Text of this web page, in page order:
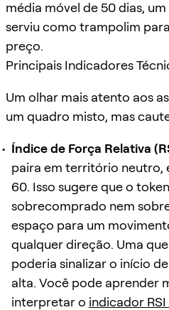
média móvel de 50 dias,
serviu como trampolim
preço.
Principais Indicadores
Um olhar mais atento aos
um quadro misto, mas
Índice de Força Relativa
paira em território neutro,
60. Isso sugere que o
sobrecomprado nem
espaço para um
qualquer direção. Uma
poderia sinalizar o início
alta. Você pode aprender
interpretar o indicador